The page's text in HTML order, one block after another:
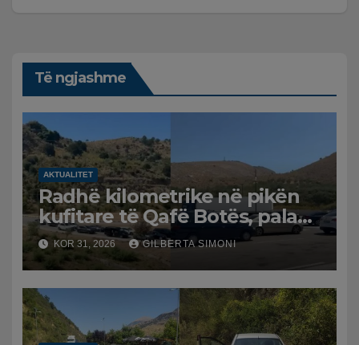
Të ngjashme
AKTUALITET
Radhë kilometrike në pikën
kufitare të Qafë Botës, pala
greke raporton defekt në
sistem, qytetarët mbeten të
bllokuar
KOR 31, 2026 GILBERTA SIMONI